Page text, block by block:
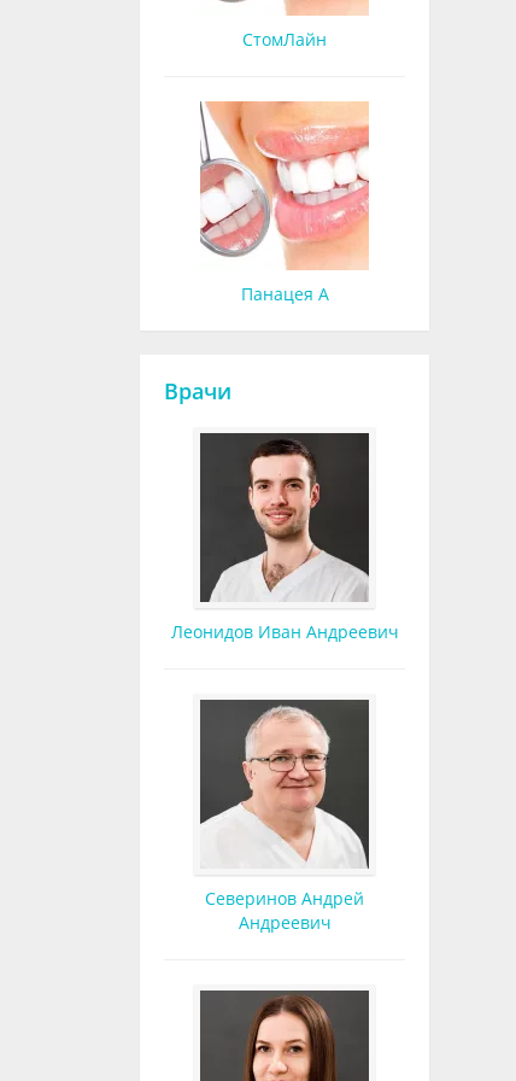
СтомЛайн
Панацея А
Врачи
Леонидов Иван Андреевич
Северинов Андрей
Андреевич